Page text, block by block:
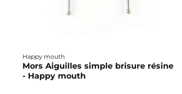
Happy mouth
Mors Aiguilles simple brisure résine
- Happy mouth